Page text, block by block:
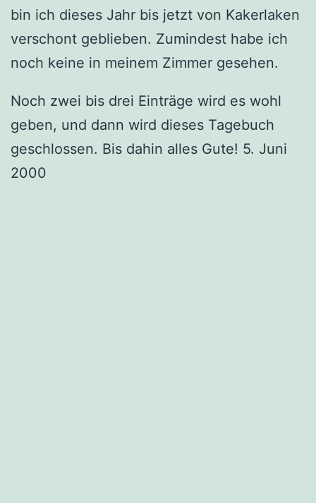
bin ich dieses Jahr bis jetzt von Kakerlaken
verschont geblieben. Zumindest habe ich
noch keine in meinem Zimmer gesehen.
Noch zwei bis drei Einträge wird es wohl
geben, und dann wird dieses Tagebuch
geschlossen. Bis dahin alles Gute! 5. Juni
2000